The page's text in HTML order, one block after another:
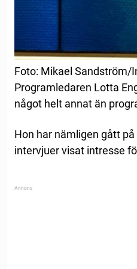
Foto: Mikael Sandström/
Programledaren Lotta
något helt annat än
Hon har nämligen gått
intervjuer visat intresse